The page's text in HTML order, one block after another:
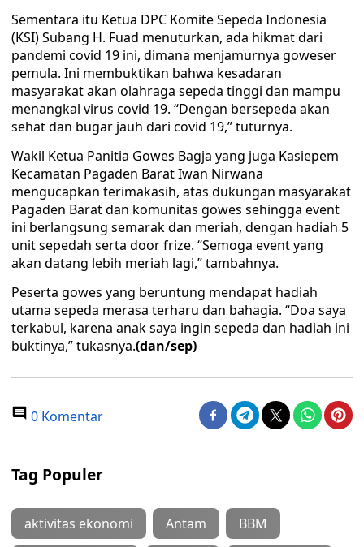
Sementara itu Ketua DPC Komite Sepeda Indonesia
(KSI) Subang H. Fuad menuturkan, ada hikmat dari
pandemi covid 19 ini, dimana menjamurnya goweser
pemula. Ini membuktikan bahwa kesadaran
masyarakat akan olahraga sepeda tinggi dan mampu
menangkal virus covid 19. “Dengan bersepeda akan
sehat dan bugar jauh dari covid 19,” tuturnya.
Wakil Ketua Panitia Gowes Bagja yang juga Kasiepem
Kecamatan Pagaden Barat Iwan Nirwana
mengucapkan terimakasih, atas dukungan masyarakat
Pagaden Barat dan komunitas gowes sehingga event
ini berlangsung semarak dan meriah, dengan hadiah 5
unit sepedah serta door frize. “Semoga event yang
akan datang lebih meriah lagi,” tambahnya.
Peserta gowes yang beruntung mendapat hadiah
utama sepeda merasa terharu dan bahagia. “Doa saya
terkabul, karena anak saya ingin sepeda dan hadiah ini
buktinya,” tukasnya.(dan/sep)
0 Komentar
Tag Populer
aktivitas ekonomi Antam BBM